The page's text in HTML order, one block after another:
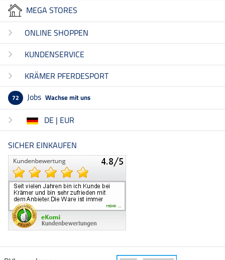
MEGA STORES
ONLINE SHOPPEN
KUNDENSERVICE
KRÄMER PFERDESPORT
72 Jobs Wachse mit uns
DE | EUR
SICHER EINKAUFEN